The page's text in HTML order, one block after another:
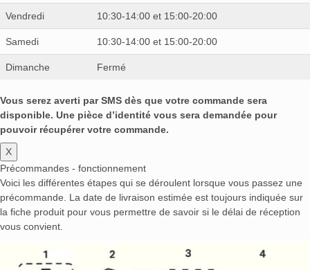
Vendredi 10:30-14:00 et 15:00-20:00
Samedi 10:30-14:00 et 15:00-20:00
Dimanche Fermé
Vous serez averti par SMS dès que votre commande sera
disponible. Une pièce d’identité vous sera demandée pour
pouvoir récupérer votre commande.
X
Précommandes - fonctionnement
Voici les différentes étapes qui se déroulent lorsque vous passez une
précommande. La date de livraison estimée est toujours indiquée sur
la fiche produit pour vous permettre de savoir si le délai de réception
vous convient.